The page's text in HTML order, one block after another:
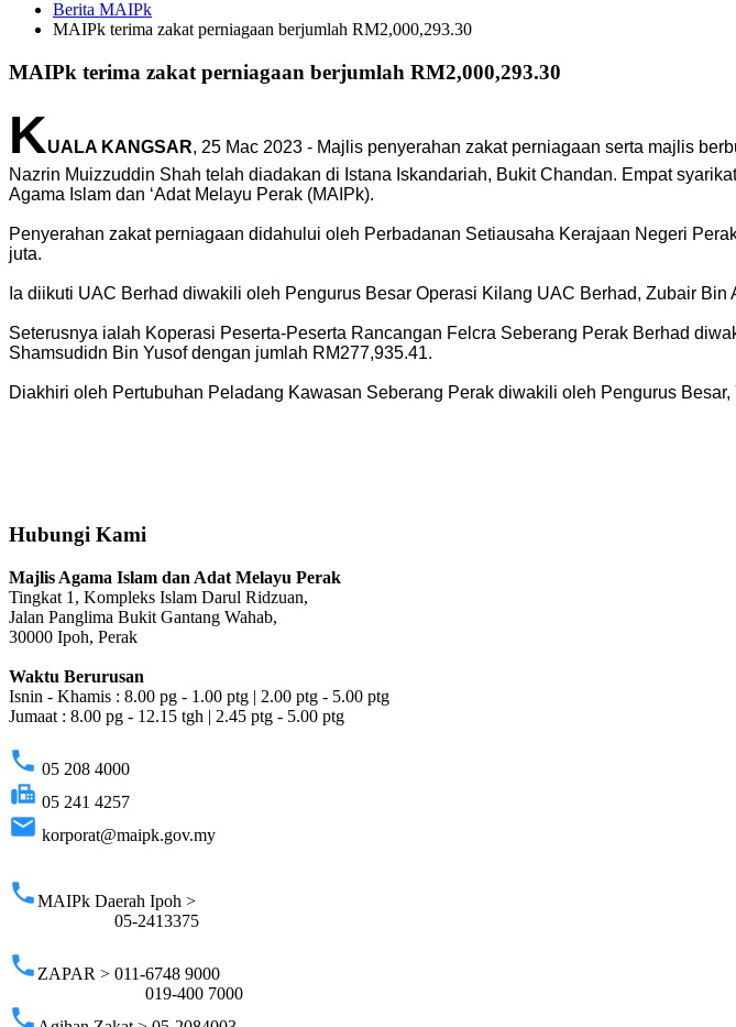
Berita MAIPk
MAIPk terima zakat perniagaan berjumlah RM2,000,293.30
MAIPk terima zakat perniagaan berjumlah RM2,000,293.30
KUALA KANGSAR, 25 Mac 2023 - Majlis penyerahan zakat perniagaan serta majlis
Nazrin Muizzuddin Shah telah diadakan di Istana Iskandariah, Bukit Chandan. Empat
Agama Islam dan ‘Adat Melayu Perak (MAIPk).
Penyerahan zakat perniagaan didahului oleh Perbadanan Setiausaha Kerajaan Negeri
juta.
Ia diikuti UAC Berhad diwakili oleh Pengurus Besar Operasi Kilang UAC Berhad, Zubair
Seterusnya ialah Koperasi Peserta-Peserta Rancangan Felcra Seberang Perak Berhad
Shamsudidn Bin Yusof dengan jumlah RM277,935.41.
Diakhiri oleh Pertubuhan Peladang Kawasan Seberang Perak diwakili oleh Pengurus
Hubungi Kami
Majlis Agama Islam dan Adat Melayu Perak
Tingkat 1, Kompleks Islam Darul Ridzuan,
Jalan Panglima Bukit Gantang Wahab,
30000 Ipoh, Perak
Waktu Berurusan
Isnin - Khamis : 8.00 pg - 1.00 ptg | 2.00 ptg - 5.00 ptg
Jumaat : 8.00 pg - 12.15 tgh | 2.45 ptg - 5.00 ptg
phone 05 208 4000
fax 05 241 4257
email korporat@maipk.gov.my
phoneMAIPk Daerah Ipoh >
05-2413375
phone ZAPAR > 011-6748 9000
019-400 7000
phone